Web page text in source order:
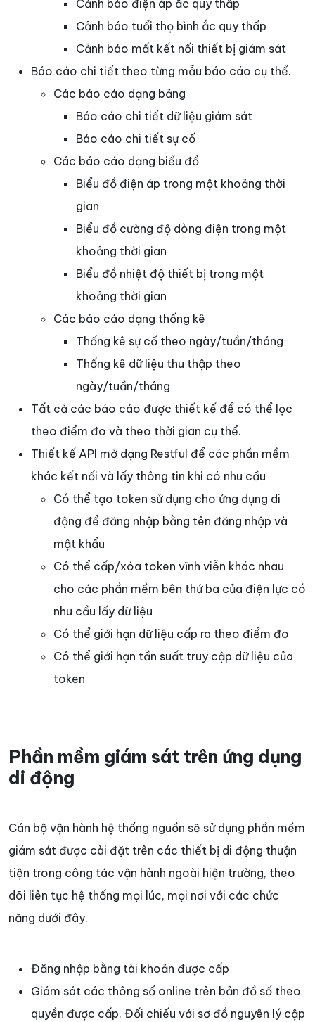
Cảnh báo điện áp ắc quy thấp
Cảnh báo tuổi thọ bình ắc quy thấp
Cảnh báo mất kết nối thiết bị giám sát
Báo cáo chi tiết theo từng mẫu báo cáo cụ thể.
Các báo cáo dạng bảng
Báo cáo chi tiết dữ liệu giám sát
Báo cáo chi tiết sự cố
Các báo cáo dạng biểu đồ
Biểu đồ điện áp trong một khoảng thời
gian
Biểu đồ cường độ dòng điện trong một
khoảng thời gian
Biểu đồ nhiệt độ thiết bị trong một
khoảng thời gian
Các báo cáo dạng thống kê
Thống kê sự cố theo ngày/tuần/tháng
Thống kê dữ liệu thu thập theo
ngày/tuần/tháng
Tất cả các báo cáo được thiết kế để có thể lọc
theo điểm đo và theo thời gian cụ thể.
Thiết kế API mở dạng Restful để các phần mềm
khác kết nối và lấy thông tin khi có nhu cầu
Có thể tạo token sử dụng cho ứng dụng di
động để đăng nhập bằng tên đăng nhập và
mật khẩu
Có thể cấp/xóa token vĩnh viễn khác nhau
cho các phần mềm bên thứ ba của điện lực có
nhu cầu lấy dữ liệu
Có thể giới hạn dữ liệu cấp ra theo điểm đo
Có thể giới hạn tần suất truy cập dữ liệu của
token
Phần mềm giám sát trên ứng dụng
di động
Cán bộ vận hành hệ thống nguồn sẽ sử dụng phần mềm
giám sát được cài đặt trên các thiết bị di động thuận
tiện trong công tác vận hành ngoài hiện trường, theo
dõi liên tục hệ thống mọi lúc, mọi nơi với các chức
năng dưới đây.
Đăng nhập bằng tài khoản được cấp
Giám sát các thông số online trên bản đồ số theo
quyền được cấp. Đối chiếu với sơ đồ nguyên lý cập